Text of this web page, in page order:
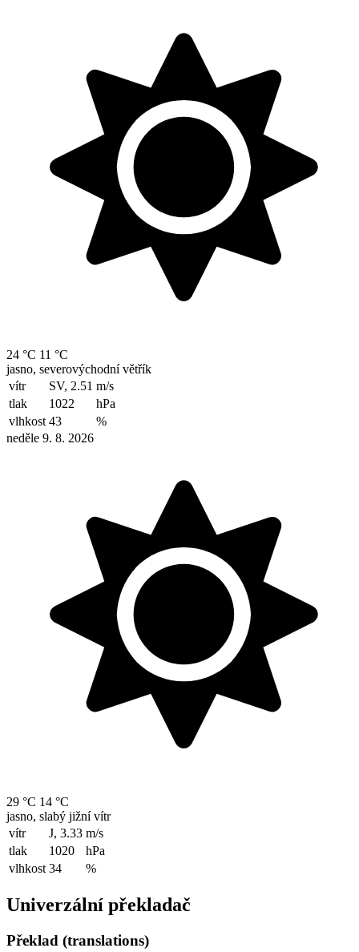
24 °C 11 °C
jasno, severovýchodní větřík
vítr
SV, 2.51 m/s
tlak
1022
hPa
vlhkost 43
%
neděle 9. 8. 2026
29 °C 14 °C
jasno, slabý jižní vítr
vítr
J, 3.33 m/s
tlak
1020
hPa
vlhkost 34 %
Univerzální překladač
Překlad (translations)